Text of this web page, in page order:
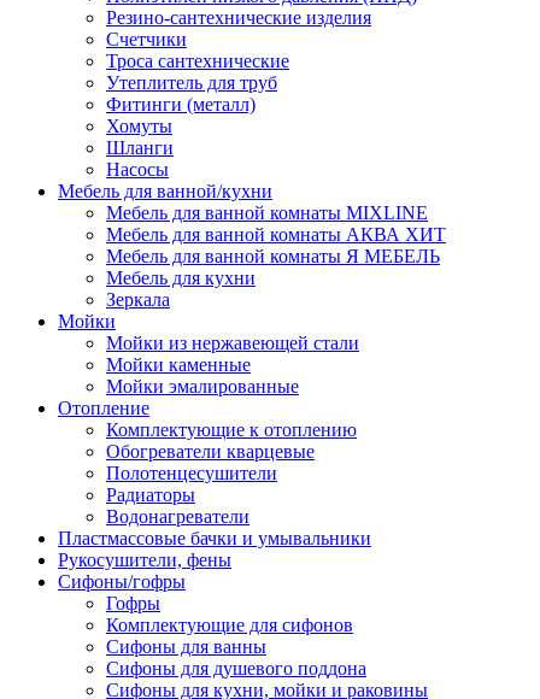
Резино-сантехнические изделия
Счетчики
Троса сантехнические
Утеплитель для труб
Фитинги (металл)
Хомуты
Шланги
Насосы
Мебель для ванной/кухни
Мебель для ванной комнаты MIXLINE
Мебель для ванной комнаты АКВА ХИТ
Мебель для ванной комнаты Я МЕБЕЛЬ
Мебель для кухни
Зеркала
Мойки
Мойки из нержавеющей стали
Мойки каменные
Мойки эмалированные
Отопление
Комплектующие к отоплению
Обогреватели кварцевые
Полотенцесушители
Радиаторы
Водонагреватели
Пластмассовые бачки и умывальники
Рукосушители, фены
Сифоны/гофры
Гофры
Комплектующие для сифонов
Сифоны для ванны
Сифоны для душевого поддона
Сифоны для кухни, мойки и раковины